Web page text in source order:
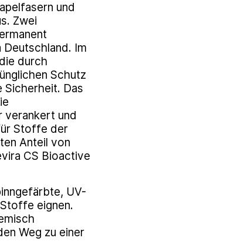
und
Zwei
Im
durch
Schutz
Sicherheit. Das
verankert und
Stoffe der
Anteil von
CS Bioactive
UV-
eignen.
Weg zu einer